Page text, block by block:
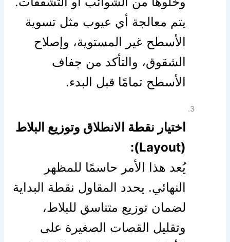
يتم معالجة أي عيوب مثل تسوية
الأسطح غير المستوية، وإصلاح
الشقوق، والتأكد من جفاف
الأسطح تمامًا قبل البدء.
اختيار نقطة الانطلاق وتوزيع البلاط
(Layout):
يُعد هذا الأمر حاسمًا للمظهر
النهائي. يحدد المقاول نقطة البداية
لضمان توزيع متناسق للبلاط،
وتقليل القصات الصغيرة على